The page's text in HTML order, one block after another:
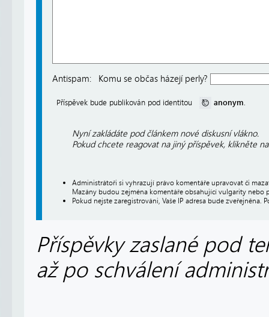
Antispam: Komu se občas házejí perly?
Příspěvek bude publikován pod identitou anonym.
Nyní zakládáte pod článkem nové diskusní vlákno.
Pokud chcete reagovat na jiný příspěvek, klikněte
Administrátoři si vyhrazují právo komentáře upravovat či
Mazány budou zejména komentáře obsahující vulgarity nebo
Pokud nejste zaregistrováni, Vaše IP adresa bude
Příspěvky zaslané pod
až po schválení